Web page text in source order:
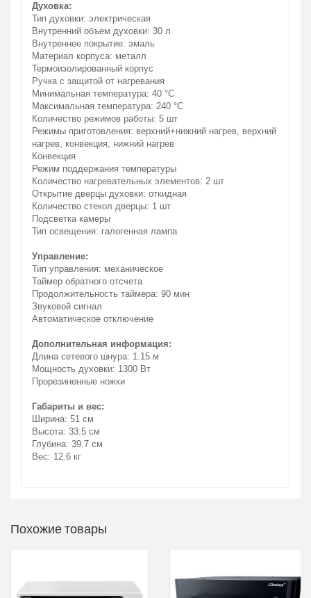
Духовка:
Тип духовки: электрическая
Внутренний объем духовки: 30 л
Внутреннее покрытие: эмаль
Материал корпуса: металл
Термоизолированный корпус
Ручка с защитой от нагревания
Минимальная температура: 40 °C
Максимальная температура: 240 °C
Количество режимов работы: 5 шт
Режимы приготовления: верхний+нижний нагрев, верхний
нагрев, конвекция, нижний нагрев
Конвекция
Режим поддержания температуры
Количество нагревательных элементов: 2 шт
Открытие дверцы духовки: откидная
Количество стекол дверцы: 1 шт
Подсветка камеры
Тип освещения: галогенная лампа
Управление:
Тип управления: механическое
Таймер обратного отсчета
Продолжительность таймера: 90 мин
Звуковой сигнал
Автоматическое отключение
Дополнительная информация:
Длина сетевого шнура: 1.15 м
Мощность духовки: 1300 Вт
Прорезиненные ножки
Габариты и вес:
Ширина: 51 см
Высота: 33.5 см
Глубина: 39.7 см
Вес: 12.6 кг
Похожие товары